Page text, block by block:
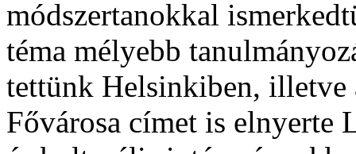
módszertanokkal
téma mélyebb
tettünk Helsinkiben, illetve
Fővárosa címet is elnyerte